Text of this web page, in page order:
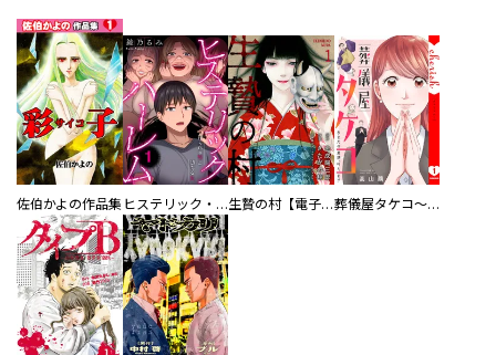
佐伯かよの作品集 ヒステリック・ハーレム～搾られる男と堕ちる女～【電子単行本版】 生贄の村【電子単行本版】 葬儀屋タケコ～あなたの最期、叶えます【電子単行本版】